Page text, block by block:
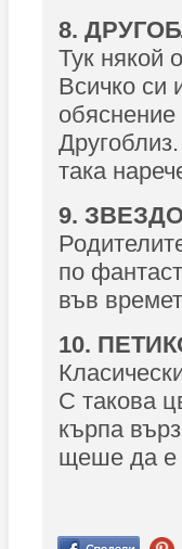
8.
Тук някой
Всичко си
така
9.
по
във
10.
С такова
кърпа
щеше да е